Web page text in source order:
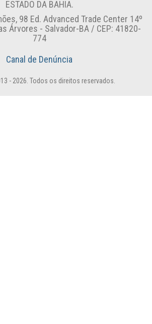
ESTADO DA BAHIA.
98 Ed. Advanced Trade Center 14º
Árvores - Salvador-BA / CEP: 41820-
774
Canal de Denúncia
- 2026. Todos os direitos reservados.